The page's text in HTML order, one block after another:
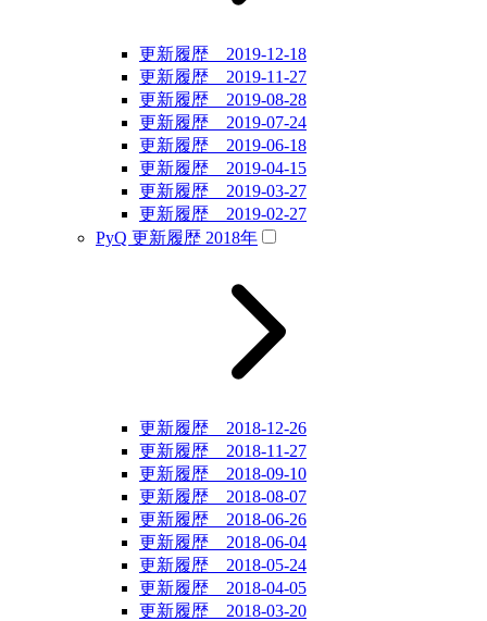
更新履歴 2019-12-18
更新履歴 2019-11-27
更新履歴 2019-08-28
更新履歴 2019-07-24
更新履歴 2019-06-18
更新履歴 2019-04-15
更新履歴 2019-03-27
更新履歴 2019-02-27
PyQ 更新履歴 2018年
更新履歴 2018-12-26
更新履歴 2018-11-27
更新履歴 2018-09-10
更新履歴 2018-08-07
更新履歴 2018-06-26
更新履歴 2018-06-04
更新履歴 2018-05-24
更新履歴 2018-04-05
更新履歴 2018-03-20